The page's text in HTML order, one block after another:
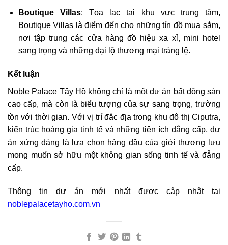
Boutique Villas: Tọa lạc tại khu vực trung tâm,
Boutique Villas là điểm đến cho những tín đồ mua sắm,
nơi tập trung các cửa hàng đồ hiệu xa xỉ, mini hotel
sang trọng và những đại lộ thương mại tráng lệ.
Kết luận
Noble Palace Tây Hồ không chỉ là một dự án bất động sản
cao cấp, mà còn là biểu tượng của sự sang trọng, trường
tồn với thời gian. Với vị trí đắc địa trong khu đô thị Ciputra,
kiến trúc hoàng gia tinh tế và những tiện ích đẳng cấp, dự
án xứng đáng là lựa chọn hàng đầu của giới thượng lưu
mong muốn sở hữu một không gian sống tinh tế và đẳng
cấp.
Thông tin dự án mới nhất được cập nhật tại
noblepalacetayho.com.vn